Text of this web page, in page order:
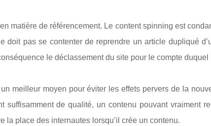
matière de référencement. Le content spinning est
doit pas se contenter de reprendre un article dupliqué
le déclassement du site pour le compte duquel
meilleur moyen pour éviter les effets pervers de la
suffisamment de qualité, un contenu pouvant vraiment
la place des internautes lorsqu’il crée un contenu.